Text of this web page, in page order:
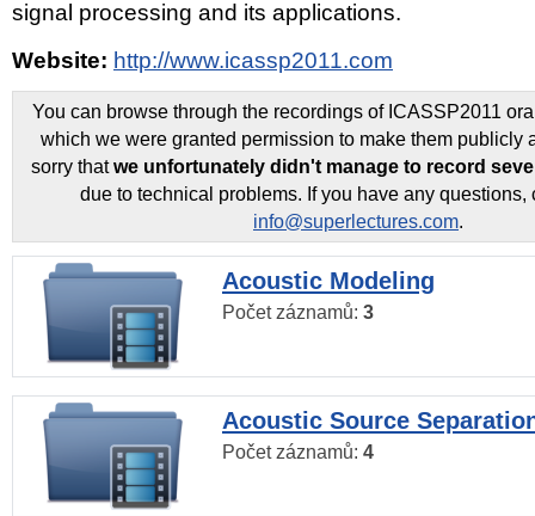
signal processing and its applications.
Website: http://www.icassp2011.com
You can browse through the recordings of ICASSP2011
which we were granted permission to make them publicly
sorry thatwe unfortunately didn't manage to record
due to technical problems. If you have any questions,
info@superlectures.com.
Acoustic Modeling
Počet záznamů: 3
Acoustic Source
Počet záznamů: 4